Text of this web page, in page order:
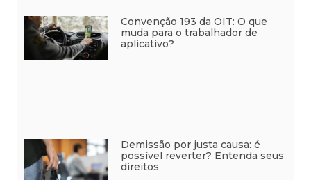
Convenção 193 da OIT: O que
muda para o trabalhador de
aplicativo?
Demissão por justa causa: é
possível reverter? Entenda seus
direitos